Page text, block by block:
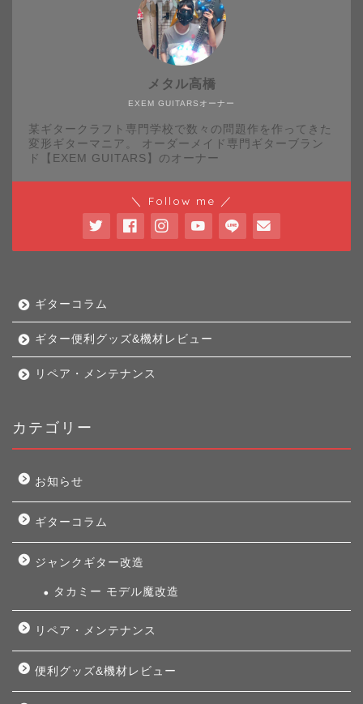
EXEM GUITARSオーナー
メタル高橋
某ギタークラフト専門学校で数々の問題作を作ってきた
変形ギターマニア。 オーダーメイド専門ギターブラン
ド【EXEM GUITARS】のオーナー
＼ Follow me ／
ギターコラム
ギター便利グッズ&機材レビュー
リペア・メンテナンス
カテゴリー
お知らせ
ギターコラム
ジャンクギター改造
タカミー モデル魔改造
リペア・メンテナンス
便利グッズ&機材レビュー